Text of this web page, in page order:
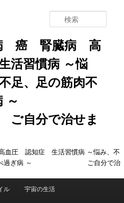
癌 腎臓病 高
習慣病 ～悩
足、足の筋肉不
～
治せま
索
ル 宇宙の生活